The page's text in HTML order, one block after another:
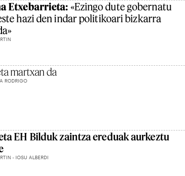
Etxebarrieta: «Ezingo dute gobernatu
hazi den indar politikoari bizkarra
martxan da
RODRIGO
EH Bilduk zaintza ereduak aurkeztu
- IOSU ALBERDI